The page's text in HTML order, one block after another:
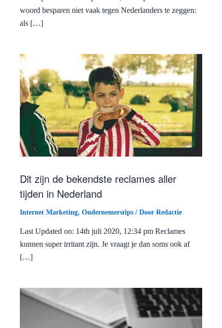
woord besparen niet vaak tegen Nederlanders te zeggen:
als […]
Dit zijn de bekendste reclames aller
tijden in Nederland
Internet Marketing, Ondernemerstips / Door Redactie
Last Updated on: 14th juli 2020, 12:34 pm Reclames
kunnen super irritant zijn. Je vraagt je dan soms ook af
[…]